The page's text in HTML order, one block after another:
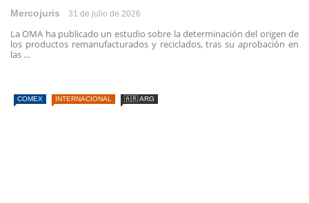
Mercojuris 31 de julio de 2026
La OMA ha publicado un estudio sobre la determinación del origen de
los productos remanufacturados y reciclados, tras su aprobación en
las ...
COMEX INTERNACIONAL 🇦🇷 ARG